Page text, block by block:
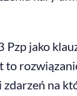
jako
na